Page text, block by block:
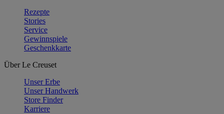
Rezepte
Stories
Service
Gewinnspiele
Geschenkkarte
Über Le Creuset
Unser Erbe
Unser Handwerk
Store Finder
Karriere